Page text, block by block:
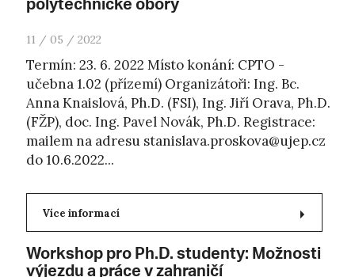
polytechnické obory
11 / 05 / 2022
Termín: 23. 6. 2022 Místo konání: CPTO -
učebna 1.02 (přízemí) Organizátoři: Ing. Bc.
Anna Knaislová, Ph.D. (FSI), Ing. Jiří Orava, Ph.D.
(FŽP), doc. Ing. Pavel Novák, Ph.D. Registrace:
mailem na adresu stanislava.proskova@ujep.cz
do 10.6.2022...
Více informací
Workshop pro Ph.D. studenty: Možnosti